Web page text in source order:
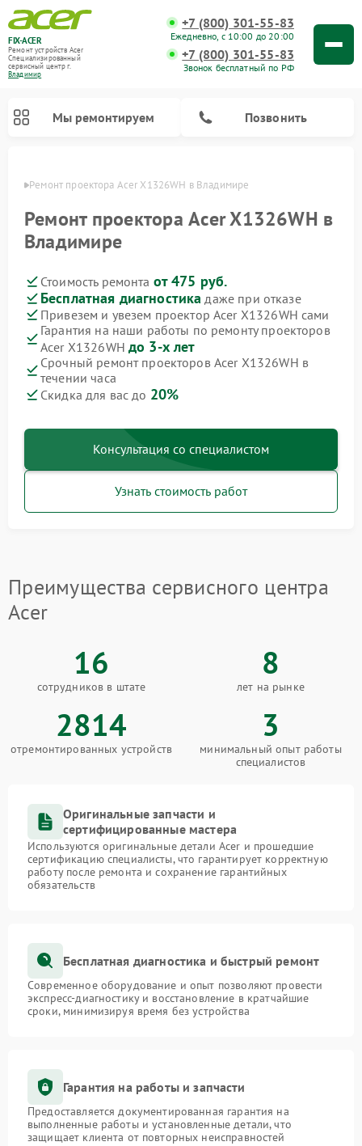
FIX-ACER
Ремонт устройств Acer
Специализированный
cервисный центр г.
Владимир
+7 (800) 301-55-83
Ежедневно, с 10:00 до 20:00
+7 (800) 301-55-83
Звонок бесплатный по РФ
Мы ремонтируем Позвонить
Ремонт проектора Acer X1326WH в Владимире
Ремонт проектора Acer X1326WH в
Владимире
Стоимость ремонта от 475 руб.
Бесплатная диагностика даже при отказе
Привезем и увезем проектор Acer X1326WH сами
Гарантия на наши работы по ремонту проекторов
Acer X1326WH до 3-х лет
Срочный ремонт проекторов Acer X1326WH в
течении часа
Скидка для вас до 20%
Консультация со специалистом
Узнать стоимость работ
Преимущества сервисного центра
Acer
16
сотрудников в штате
8
лет на рынке
2814
отремонтированных устройств
3
минимальный опыт работы
специалистов
Оригинальные запчасти и
сертифицированные мастера
Используются оригинальные детали Acer и прошедшие
сертификацию специалисты, что гарантирует корректную
работу после ремонта и сохранение гарантийных
обязательств
Бесплатная диагностика и быстрый ремонт
Современное оборудование и опыт позволяют провести
экспресс-диагностику и восстановление в кратчайшие
сроки, минимизируя время без устройства
Гарантия на работы и запчасти
Предоставляется документированная гарантия на
выполненные работы и установленные детали, что
защищает клиента от повторных неисправностей